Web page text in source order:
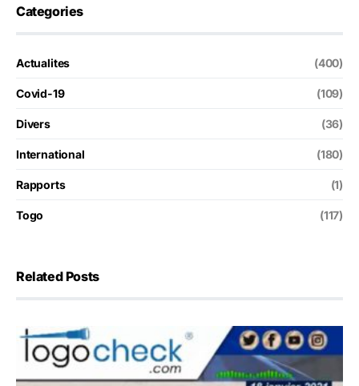
Categories
Actualites (400)
Covid-19 (109)
Divers (36)
International (180)
Rapports (1)
Togo (117)
Related Posts